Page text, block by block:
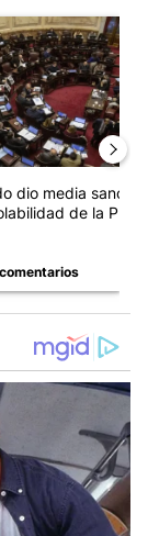
mientras el
de tendencia con
dio media sanción
de la P...